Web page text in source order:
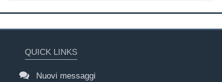
QUICK LINKS
Nuovi messaggi